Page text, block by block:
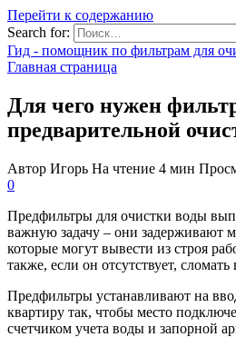
Перейти к содержанию
Search for:
Гид - помощник по фильтрам для
Главная страница
Для чего нужен
предварительной
Автор Игорь На чтение 4 мин
0
Предфильтры для очистки воды
важную задачу – они задерживают
которые могут вывести из строя
также, если он отсутствует,
Предфильтры устанавливают на
квартиру так, чтобы место
счетчиком учета воды и запорной